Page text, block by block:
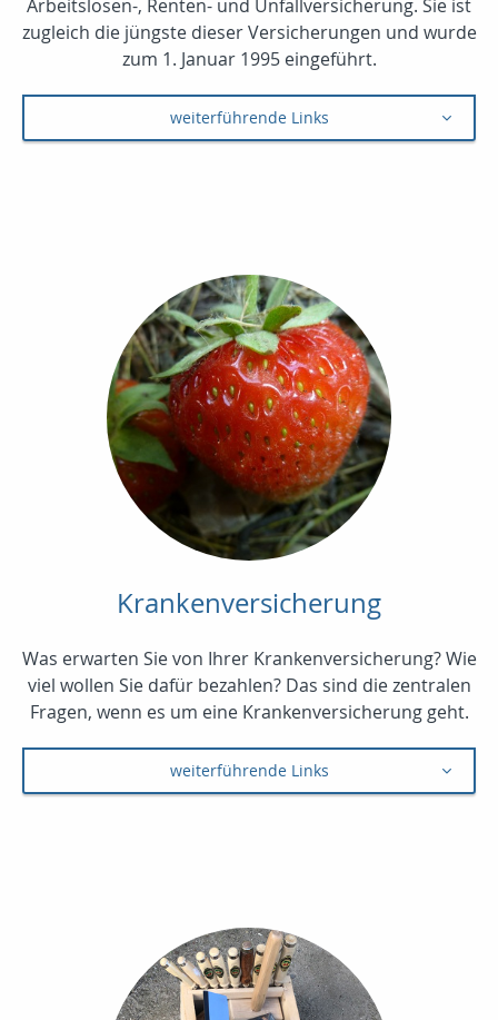
Arbeitslosen-, Renten- und Unfallversicherung. Sie ist
zugleich die jüngste dieser Versicherungen und wurde
zum 1. Januar 1995 eingeführt.
weiterführende Links
Krankenversicherung
Was erwarten Sie von Ihrer Krankenversicherung? Wie
viel wollen Sie dafür bezahlen? Das sind die zentralen
Fragen, wenn es um eine Krankenversicherung geht.
weiterführende Links